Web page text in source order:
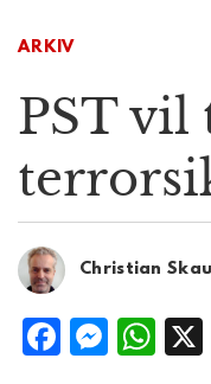
ARKIV
PST vil
Christian
F
M W